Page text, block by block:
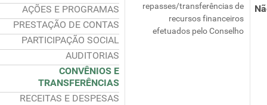
AÇÕES E PROGRAMAS
PRESTAÇÃO DE CONTAS
PARTICIPAÇÃO SOCIAL
AUDITORIAS
CONVÊNIOS E
TRANSFERÊNCIAS
RECEITAS E DESPESAS
repasses/transferências de
recursos financeiros
efetuados pelo Conselho